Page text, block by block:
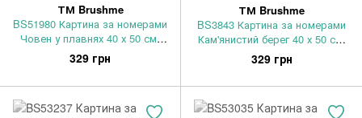
ТМ Brushme
BS51980 Картина за номерами
Човен у плавнях 40 х 50 см,
Без коробки
329 грн
ТМ Brushme
BS3843 Картина за номерами
Кам'янистий берег 40 х 50 см,
Без коробки
329 грн